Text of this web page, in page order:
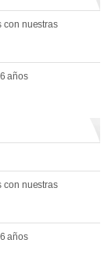
con nuestras
años
con nuestras
años